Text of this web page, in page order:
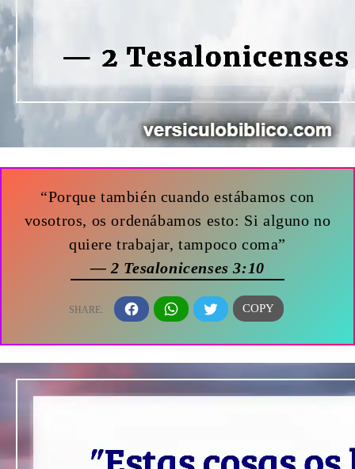
“Porque también cuando estábamos con
vosotros, os ordenábamos esto: Si alguno no
quiere trabajar, tampoco coma”
— 2 Tesalonicenses 3:10